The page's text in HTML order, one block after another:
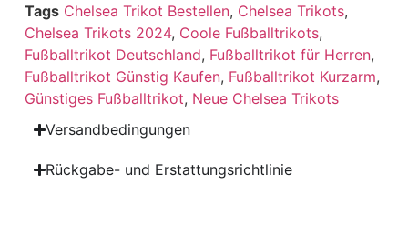
Tags Chelsea Trikot Bestellen, Chelsea Trikots,
Chelsea Trikots 2024, Coole Fußballtrikots,
Fußballtrikot Deutschland, Fußballtrikot für Herren,
Fußballtrikot Günstig Kaufen, Fußballtrikot Kurzarm,
Günstiges Fußballtrikot, Neue Chelsea Trikots
Versandbedingungen
Rückgabe- und Erstattungsrichtlinie